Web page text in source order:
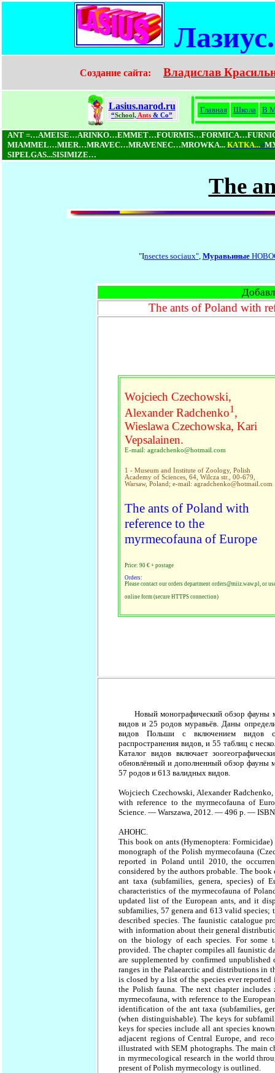
Создание сайта: Владислав
Lasius.narod.ru
“School, Ants & Co”
Главная Школа В
ANT
MIAMMEL…MIER…MRAVEC…MRAVENEC…MROWKA... КAТКA...=
SIPELGAS...SISIMIZE…
The
"Insectes sociaux", Муравьиные
The ants of Poland with
Wojciech Czechowski,
Alexander Radchenko1 ,
Wieslawa Czechowska, Kari
Vepsalainen.
E-mail: agradchenko@hotmail.com
1 - Museum and Institute of Zoology, Polish
Academy of Sciences, 64, Wilcza str., 00-679,
Warsaw, Poland; e-mail: agradchenko@hotmail.com
The ants of Poland with
reference to the
myrmecofauna of Europe
Price: 90 € + postage
Orders:
Please contact our orders department orders@miiz.waw.pl, or
online form (secure HTTPS connection)
Новый монографический обзор фауны
видов и 25 родов муравьёв. Даны
видов Польши с включением видов
распространения видов, и 55 таблиц с
Каталог видов включает
обновлённый и дополненный обзор фауны
57 родов и 613 валидных видов.
Wojciech Czechowski, Alexander
with reference to the myrmecofauna of
Science. — Warszawa, 2012. — 496 p. —
АНОНС.
This book on ants (Hymenoptera:
monograph of the Polish myrmecofauna
reported in Poland until 2010, the
considered by the authors probable. The
ant taxa (subfamilies, genera, species) of
characteristics of the myrmecofauna of
updated list of the European ants, and it
subfamilies, 57 genera and 613 valid
described species. The faunistic catalogue
with information about their general
on the biology of each species. For some
provided. The chapter compiles all faunistic
are supplemented by confirmed
ranges in the Palaearctic and distributions in
is closed by a list of the species ever
the Polish fauna. The next chapter
myrmecofauna, with reference to the
identification of the ant taxa (subfamilies,
(when distinguishable). The keys for
keys for species include all ant species
adjacent regions of Central Europe, and
illustrated with SEM photographs. The main
in myrmecological research in the world
present of Polish myrmecology is outlined.